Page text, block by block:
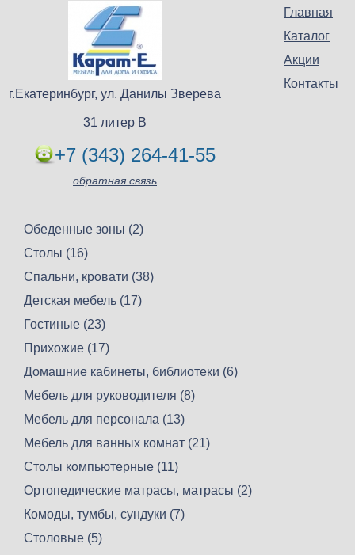
Главная
Каталог
Акции
Контакты
г.Екатеринбург, ул. Данилы Зверева
31 литер В
+7 (343) 264-41-55
обратная связь
Обеденные зоны (2)
Столы (16)
Спальни, кровати (38)
Детская мебель (17)
Гостиные (23)
Прихожие (17)
Домашние кабинеты, библиотеки (6)
Мебель для руководителя (8)
Мебель для персонала (13)
Мебель для ванных комнат (21)
Столы компьютерные (11)
Ортопедические матрасы, матрасы (2)
Комоды, тумбы, сундуки (7)
Столовые (5)